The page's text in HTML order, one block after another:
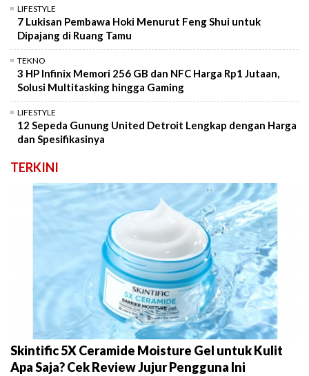
LIFESTYLE
7 Lukisan Pembawa Hoki Menurut Feng Shui untuk
Dipajang di Ruang Tamu
TEKNO
3 HP Infinix Memori 256 GB dan NFC Harga Rp1 Jutaan,
Solusi Multitasking hingga Gaming
LIFESTYLE
12 Sepeda Gunung United Detroit Lengkap dengan Harga
dan Spesifikasinya
TERKINI
Skintific 5X Ceramide Moisture Gel untuk Kulit
Apa Saja? Cek Review Jujur Pengguna Ini